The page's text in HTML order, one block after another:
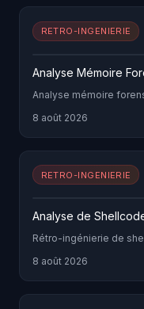
RETRO-INGENIERIE
Analyse Mémoire
Analyse mémoire
8 août 2026
RETRO-INGENIERIE
Analyse de
Rétro-ingénierie de
8 août 2026